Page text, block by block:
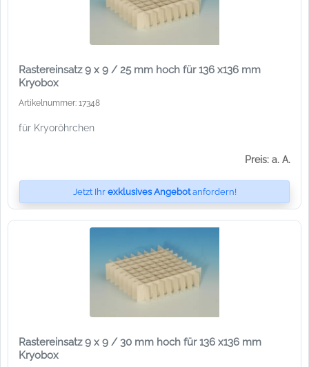
Rastereinsatz 9 x 9 / 25 mm hoch für 136 x136 mm
Kryobox
Artikelnummer: 17348
für Kryoröhrchen
Preis: a. A.
Jetzt Ihr exklusives Angebotanfordern!
Rastereinsatz 9 x 9 / 30 mm hoch für 136 x136 mm
Kryobox